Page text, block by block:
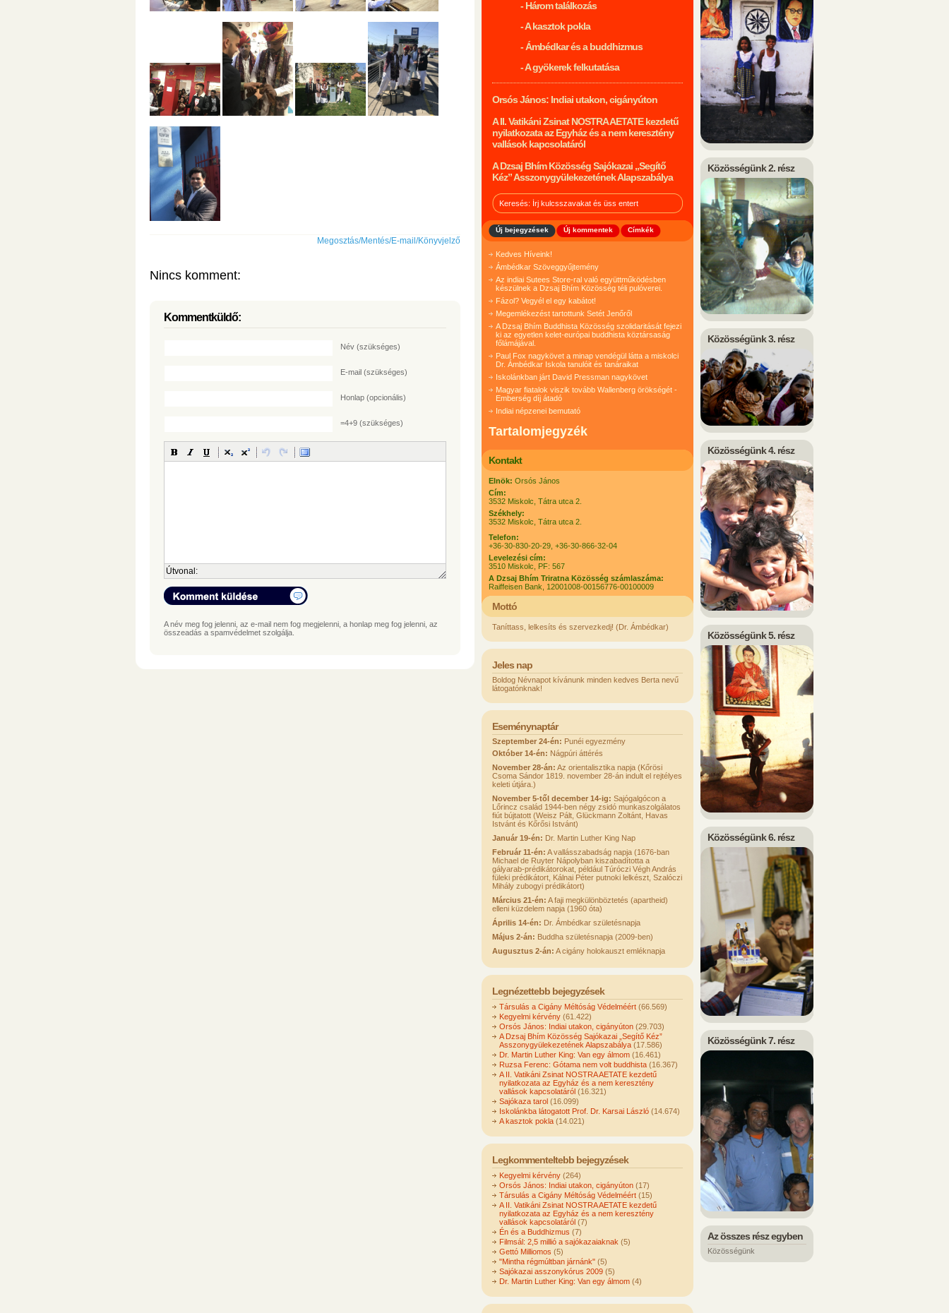
Megosztás/Mentés/E-mail/Könyvjelző
Nincs komment:
Kommentküldő:
Név (szükséges)
E-mail (szükséges)
Honlap (opcionális)
=4+9 (szükséges)
Útvonal:
A név meg fog jelenni, az e-mail nem fog megjelenni, a honlap meg fog jelenni, az
összeadás a spamvédelmet szolgálja.
Közösségünk 2. rész
Közösségünk 3. rész
Közösségünk 4. rész
Közösségünk 5. rész
Közösségünk 6. rész
Közösségünk 7. rész
Az összes rész egyben
Közösségünk
- Három találkozás
- A kasztok pokla
- Ámbédkar és a buddhizmus
- A gyökerek felkutatása
Orsós János: Indiai utakon, cigányúton
A II. Vatikáni Zsinat NOSTRA AETATE kezdetű
nyilatkozata az Egyház és a nem keresztény
vallások kapcsolatáról
A Dzsaj Bhím Közösség Sajókazai „Segítő
Kéz” Asszonygyülekezetének Alapszabálya
Új bejegyzések Új kommentek Címkék
Kedves Híveink!
Ámbédkar Szöveggyűjtemény
Az indiai Sutees Store-ral való együttműködésben
készülnek a Dzsaj Bhím Közösség téli pulóverei.
Fázol? Vegyél el egy kabátot!
Megemlékezést tartottunk Setét Jenőről
A Dzsaj Bhím Buddhista Közösség szolidaritását fejezi
ki az egyetlen kelet-európai buddhista köztársaság
főlámájával.
Paul Fox nagykövet a minap vendégül látta a miskolci
Dr. Ámbédkar Iskola tanulóit és tanáraikat
Iskolánkban járt David Pressman nagykövet
Magyar fiatalok viszik tovább Wallenberg örökségét -
Emberség díj átadó
Indiai népzenei bemutató
Tartalomjegyzék
Kontakt
Elnök: Orsós János
Cím:
3532 Miskolc, Tátra utca 2.
Székhely:
3532 Miskolc, Tátra utca 2.
Telefon:
+36-30-830-20-29, +36-30-866-32-04
Levelezési cím:
3510 Miskolc, PF: 567
A Dzsaj Bhím Triratna Közösség számlaszáma:
Raiffeisen Bank, 12001008-00156776-00100009
Mottó
Taníttass, lelkesíts és szervezkedj! (Dr. Ámbédkar)
Jeles nap
Boldog Névnapot kívánunk minden kedves Berta nevű
látogatónknak!
Eseménynaptár
Szeptember 24-én: Punéi egyezmény
Október 14-én: Nágpúri áttérés
November 28-án: Az orientalisztika napja (Kőrösi
Csoma Sándor 1819. november 28-án indult el rejtélyes
keleti útjára.)
November 5-től december 14-ig: Sajógalgócon a
Lőrincz család 1944-ben négy zsidó munkaszolgálatos
fiút bújtatott (Weisz Pált, Glückmann Zoltánt, Havas
Istvánt és Kőrősi Istvánt)
Január 19-én: Dr. Martin Luther King Nap
Február 11-én: A vallásszabadság napja (1676-ban
Michael de Ruyter Nápolyban kiszabadította a
gályarab-prédikátorokat, például Túróczi Végh András
füleki prédikátort, Kálnai Péter putnoki lelkészt, Szalóczi
Mihály zubogyi prédikátort)
Március 21-én: A faji megkülönböztetés (apartheid)
elleni küzdelem napja (1960 óta)
Április 14-én: Dr. Ámbédkar születésnapja
Május 2-án: Buddha születésnapja (2009-ben)
Augusztus 2-án: A cigány holokauszt emléknapja
Legnézettebb bejegyzések
Társulás a Cigány Méltóság Védelméért (66.569)
Kegyelmi kérvény (61.422)
Orsós János: Indiai utakon, cigányúton (29.703)
A Dzsaj Bhím Közösség Sajókazai „Segítő Kéz”
Asszonygyülekezetének Alapszabálya (17.586)
Dr. Martin Luther King: Van egy álmom (16.461)
Ruzsa Ferenc: Gótama nem volt buddhista (16.367)
A II. Vatikáni Zsinat NOSTRA AETATE kezdetű
nyilatkozata az Egyház és a nem keresztény
vallások kapcsolatáról (16.321)
Sajókaza tarol (16.099)
Iskolánkba látogatott Prof. Dr. Karsai László (14.674)
A kasztok pokla (14.021)
Legkommenteltebb bejegyzések
Kegyelmi kérvény (264)
Orsós János: Indiai utakon, cigányúton (17)
Társulás a Cigány Méltóság Védelméért (15)
A II. Vatikáni Zsinat NOSTRA AETATE kezdetű
nyilatkozata az Egyház és a nem keresztény
vallások kapcsolatáról (7)
Én és a Buddhizmus (7)
Filmsál: 2,5 millió a sajókazaiaknak (5)
Gettó Milliomos (5)
"Mintha régmúltban járnánk" (5)
Sajókazai asszonykórus 2009 (5)
Dr. Martin Luther King: Van egy álmom (4)